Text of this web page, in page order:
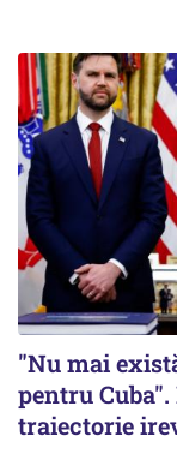
"Nu mai
pentru
traiectorie